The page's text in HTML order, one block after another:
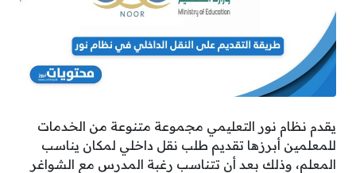
يقدم نظام نور التعليمي مجموعة متنوعة من الخدمات
للمعلمين أبرزها تقديم طلب نقل داخلي لمكان يناسب
المعلم، وذلك بعد أن تتناسب رغبة المدرس مع الشواغر